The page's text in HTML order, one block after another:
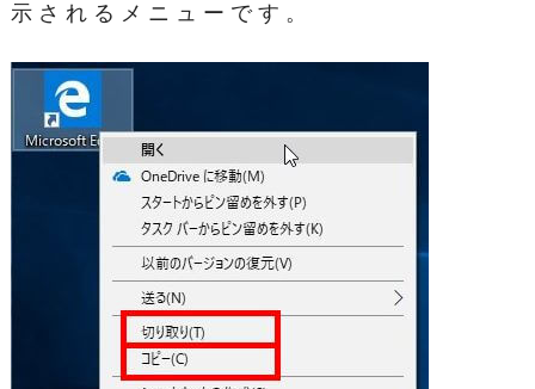
示されるメニューです。